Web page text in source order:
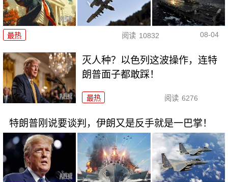
最热 阅读 10832 08-04
灭人种？以色列这波操作，连特
朗普面子都敢踩！
最热 阅读 6276
特朗普刚说要谈判，伊朗又是反手就是一巴掌！